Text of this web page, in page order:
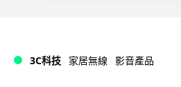
3C科技 家居無線 影音產品